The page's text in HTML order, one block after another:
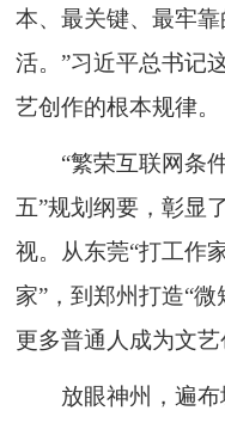
本、最关键、最牢
活。”习近平总书记
艺创作的根本规律。
“繁荣互联网条
五”规划纲要，彰显
视。从东莞“打工作
家”，到郑州打造“微
更多普通人成为文艺
放眼神州，遍